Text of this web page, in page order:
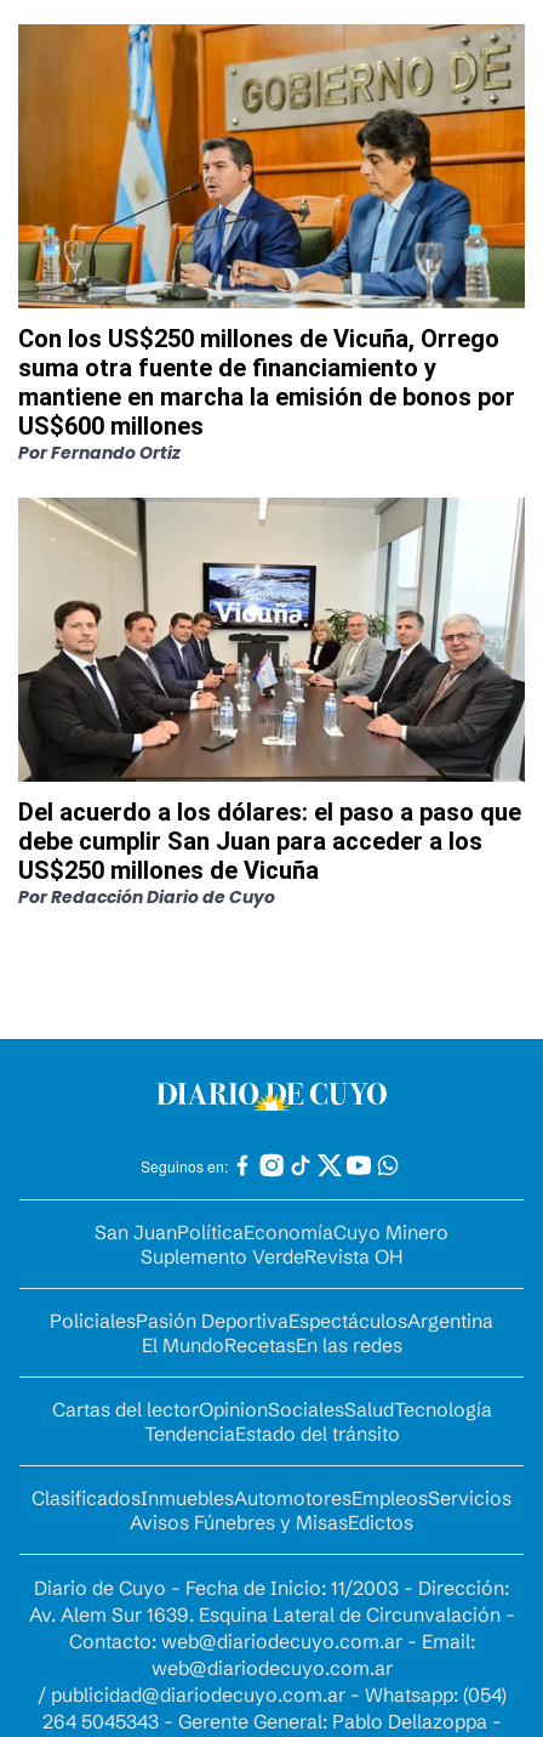
Con los US$250 millones de Vicuña, Orrego
suma otra fuente de financiamiento y
mantiene en marcha la emisión de bonos por
US$600 millones
PorFernando Ortiz
Del acuerdo a los dólares: el paso a paso que
debe cumplir San Juan para acceder a los
US$250 millones de Vicuña
PorRedacción Diario de Cuyo
Seguinos en:
San JuanPolíticaEconomíaCuyo Minero
Suplemento VerdeRevista OH
PolicialesPasión DeportivaEspectáculosArgentina
El MundoRecetasEn las redes
Cartas del lectorOpinionSocialesSaludTecnología
TendenciaEstado del tránsito
ClasificadosInmueblesAutomotoresEmpleosServicios
Avisos Fúnebres y MisasEdictos
Diario de Cuyo - Fecha de Inicio: 11/2003 - Dirección:
Av. Alem Sur 1639. Esquina Lateral de Circunvalación -
Contacto: web@diariodecuyo.com.ar- Email:
web@diariodecuyo.com.ar
/ publicidad@diariodecuyo.com.ar- Whatsapp: (054)
264 5045343 - Gerente General: Pablo Dellazoppa -